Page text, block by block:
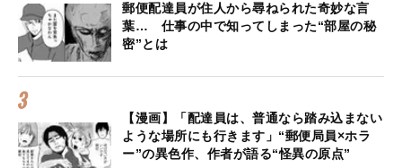
郵便配達員が住人から尋ねられた奇妙な言
葉… 仕事の中で知ってしまった“部屋の秘
密”とは
【漫画】「配達員は、普通なら踏み込まない
ような場所にも行きます」“郵便局員×ホラ
ー”の異色作、作者が語る“怪異の原点”